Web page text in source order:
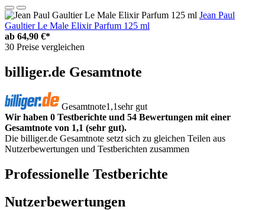
Jean Paul
Gaultier Le Male Elixir Parfum 125 ml
ab 64,90 €*
30 Preise vergleichen
billiger.de Gesamtnote
Gesamtnote1,1sehr gut
Wir haben 0 Testberichte und 54 Bewertungen mit einer
Gesamtnote von 1,1 (sehr gut).
Die billiger.de Gesamtnote setzt sich zu gleichen Teilen aus
Nutzerbewertungen und Testberichten zusammen
Professionelle Testberichte
Nutzerbewertungen